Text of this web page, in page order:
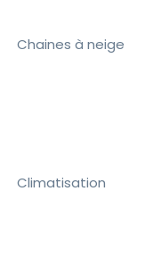
Chaines à neige
Climatisation